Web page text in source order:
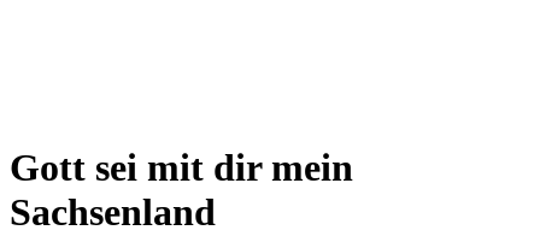
Gott sei mit dir mein
Sachsenland